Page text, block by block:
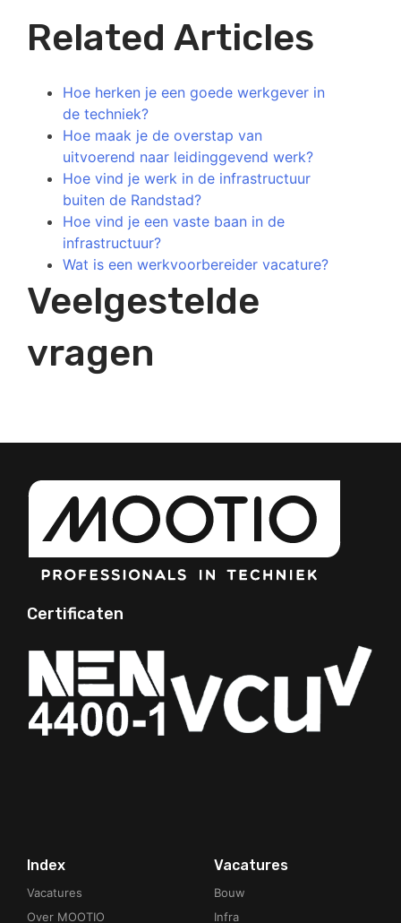
Related Articles
Hoe herken je een goede werkgever in
de techniek?
Hoe maak je de overstap van
uitvoerend naar leidinggevend werk?
Hoe vind je werk in de infrastructuur
buiten de Randstad?
Hoe vind je een vaste baan in de
infrastructuur?
Wat is een werkvoorbereider vacature?
Veelgestelde
vragen
Certificaten
Index
Vacatures
Over MOOTIO
Vacatures
Bouw
Infra